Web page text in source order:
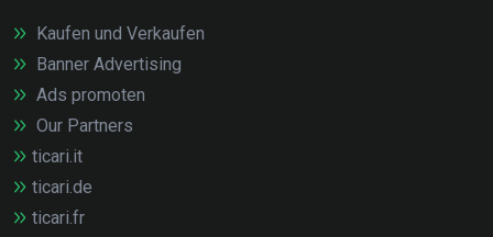
Kaufen und Verkaufen
Banner Advertising
Ads promoten
Our Partners
ticari.it
ticari.de
ticari.fr